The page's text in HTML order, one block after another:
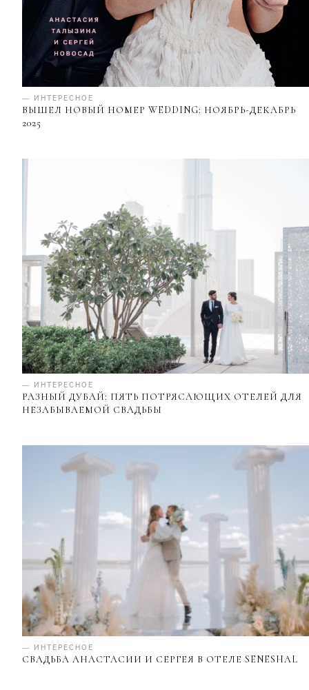
— ИНТЕРЕСНОЕ
ВЫШЕЛ НОВЫЙ НОМЕР WEDDING: НОЯБРЬ-ДЕКАБРЬ
2025
— ИНТЕРЕСНОЕ
РАЗНЫЙ ДУБАЙ: ПЯТЬ ПОТРЯСАЮЩИХ ОТЕЛЕЙ ДЛЯ
НЕЗАБЫВАЕМОЙ СВАДЬБЫ
— ИНТЕРЕСНОЕ
СВАДЬБА АНАСТАСИИ И СЕРГЕЯ В ОТЕЛЕ SENESHAL